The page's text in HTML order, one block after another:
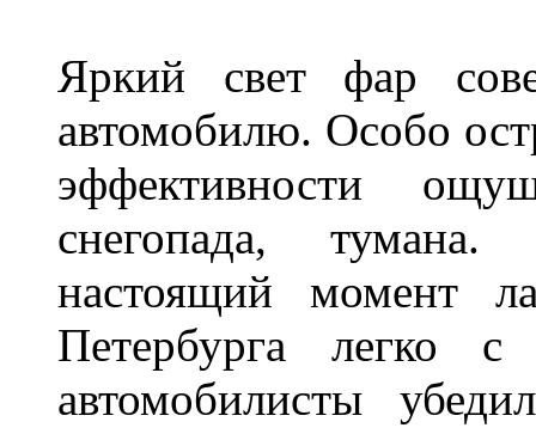
Яркий свет фар
автомобилю. Особо
эффективности
снегопада,
настоящий момент
Петербурга легко
автомобилисты